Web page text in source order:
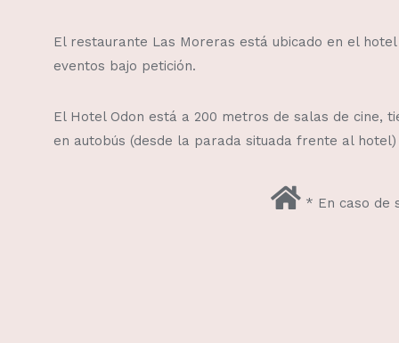
El restaurante Las Moreras está ubicado en el
eventos bajo petición.
El Hotel Odon está a 200 metros de salas de cine,
en autobús (desde la parada situada frente al
* En caso de